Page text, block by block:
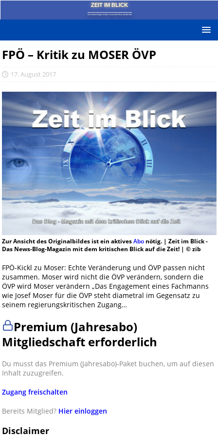
ZEIT IM BLICK
Das News-Blog mit dem kritischen Blick auf die Zeit!
FPÖ – Kritik zu MOSER ÖVP
17. August 2017
Zur Ansicht des Originalbildes ist ein aktivesAbonötig. | Zeit im Blick -
Das News-Blog-Magazin mit dem kritischen Blick auf die Zeit! | © zib
FPÖ-Kickl zu Moser: Echte Veränderung und ÖVP passen nicht
zusammen. Moser wird nicht die ÖVP verändern, sondern die
ÖVP wird Moser verändern „Das Engagement eines Fachmanns
wie Josef Moser für die ÖVP steht diametral im Gegensatz zu
seinem regierungskritischen Zugang…
Premium (Jahresabo)
Mitgliedschaft erforderlich
Du musst das Premium (Jahresabo)-Paket buchen, um auf diesen
Inhalt zuzugreifen.
Zugang freischalten
Bereits Mitglied? Hier einloggen
Disclaimer